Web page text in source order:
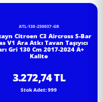
ATL-130-250037-GR
Citroen C3 Aircross S-Bar
V1 Ara Atkı Tavan Taşıyıcı
Gri 130 Cm 2017-2024 A+
Kalite
3.272,74 TL
Stok Adet: 999